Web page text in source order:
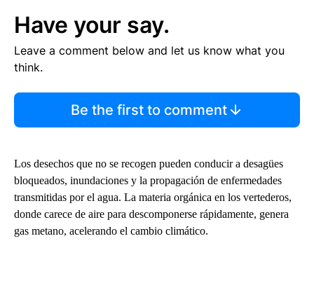
Have your say.
Leave a comment below and let us know what you
think.
Be the first to comment
Los desechos que no se recogen pueden conducir a desagües
bloqueados, inundaciones y la propagación de enfermedades
transmitidas por el agua. La materia orgánica en los vertederos,
donde carece de aire para descomponerse rápidamente, genera
gas metano, acelerando el cambio climático.